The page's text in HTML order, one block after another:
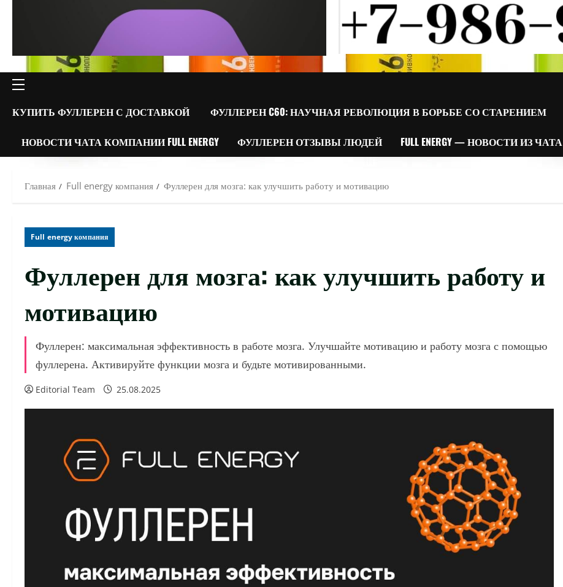
ОСНОВНОЕ
МЕНЮ
КУПИТЬ ФУЛЛЕРЕН С ДОСТАВКОЙ ФУЛЛЕРЕН C60: НАУЧНАЯ РЕВОЛЮЦИЯ В БОРЬБЕ СО СТАРЕНИЕМ
НОВОСТИ ЧАТА КОМПАНИИ FULL ENERGY ФУЛЛЕРЕН ОТЗЫВЫ ЛЮДЕЙ FULL ENERGY — НОВОСТИ ИЗ ЧАТА
Главная Full energy компания Фуллерен для мозга: как улучшить работу и мотивацию
Full energy компания
Фуллерен для мозга: как улучшить работу и
мотивацию
Фуллерен: максимальная эффективность в работе мозга. Улучшайте мотивацию и работу мозга с помощью
фуллерена. Активируйте функции мозга и будьте мотивированными.
Editorial Team 25.08.2025